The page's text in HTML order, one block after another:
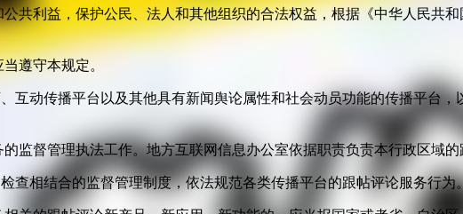
共利益，保护公民、法人和其他组织的合法权益，根据《中华人民共
遵守本规定。
互动传播平台以及其他具有新闻舆论属性和社会动员功能的传播平台
监督管理执法工作。地方互联网信息办公室依据职责负责本行政区域
查相结合的监督管理制度，依法规范各类传播平台的跟帖评论服务行为